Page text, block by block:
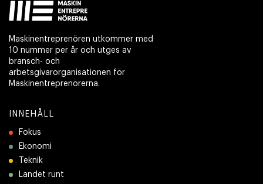
Maskinentreprenören utkommer med
10 nummer per år och utges av
bransch- och
arbetsgivarorganisationen för
Maskinentreprenörerna.
INNEHÅLL
Fokus
Ekonomi
Teknik
Landet runt